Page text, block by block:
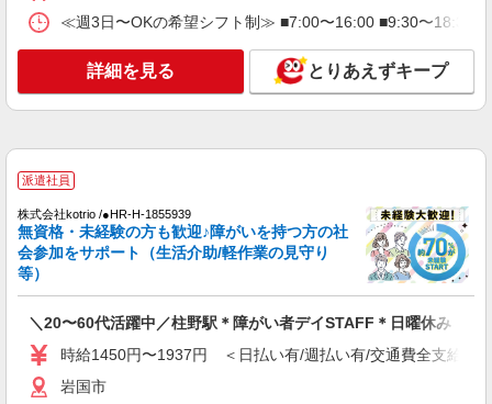
キープ 詳細を見る
正社員
円）含む。※夜勤1回あたり7,340〜7,452円（深夜
割増＋夜勤手当）
山口県岩国市川口町1-8-6
詳細を見る
派遣社員
株式会社kotrio /●HR-H-2092702
≪週3日〜OKの希望シフト制≫ ■7:00〜16:00 ■9:30〜18:30
詳細を見る とりあえずキープ
派遣社員
株式会社kotrio /●HR-H-1855939
無資格・未経験の方も歓迎♪障がいを持つ方の社
会参加をサポート（生活介助/軽作業の見守り
等）
＼20〜60代活躍中／柱野駅＊障がい者デイSTAFF＊日曜休み
時給1450円〜1937円 ＜日払い有/週払い有/交通費全支給(ガ
岩国市